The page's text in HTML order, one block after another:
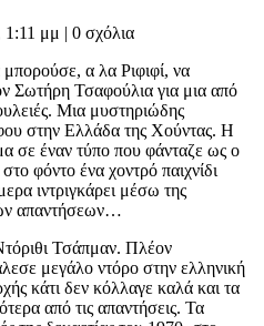
1:11 μμ | 0 σχόλια
α λα Ριφιφί, να
Σωτήρη Τσαφούλια για μια από
Μια μυστηριώδης
στην Ελλάδα της Χούντας. Η
σε έναν τύπο που φάνταζε ως ο
φόντο ένα χοντρό παιχνίδι
ιντριγκάρει μέσω της
απαντήσεων…
Τσάπμαν. Πλέον
μεγάλο ντόρο στην ελληνική
κάτι δεν κόλλαγε καλά και τα
από τις απαντήσεις. Τα